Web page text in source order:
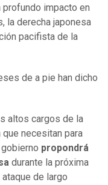
profundo impacto en
la derecha japonesa
pacifista de la
de a pie han dicho
altos cargos de la
necesitan para
propondrá
durante la próxima
de largo